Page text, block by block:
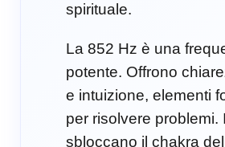
spirituale.
La 852 Hz è una
potente. Offrono
e intuizione, elementi
per risolvere problemi.
sbloccano il chakra